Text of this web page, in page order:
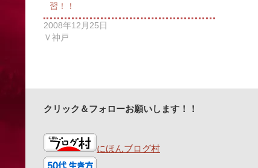
習！！
2008年12月25日
Ｖ神戸
クリック＆フォローお願いします！！
にほんブログ村